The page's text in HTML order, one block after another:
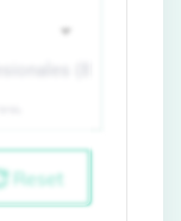
Reset